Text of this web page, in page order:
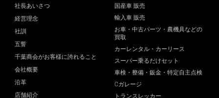
社長あいさつ
経営理念
社訓
五誓
千葉商会がお客様に誇れること
会社概要
沿革
店舗紹介
国産車 販売
輸入車 販売
お車・中古パーツ・農機具などの
買取
カーレンタル・カーリース
スーパー乗るだけセット
車検・整備・鈑金・特定自主点検
Cガレージ
トランスレッカー